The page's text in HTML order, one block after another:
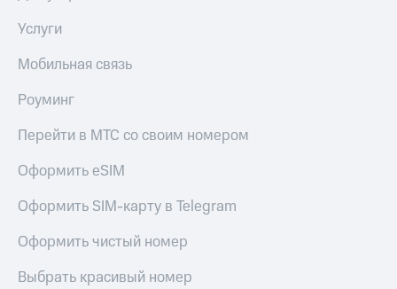
Услуги
Мобильная связь
Роуминг
Перейти в МТС со своим номером
Оформить eSIM
Оформить SIM-карту в Telegram
Оформить чистый номер
Выбрать красивый номер